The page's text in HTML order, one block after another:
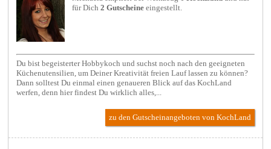
für Dich2 Gutscheine eingestellt.
Du bist begeisterter Hobbykoch und suchst noch nach den geeigneten
Küchenutensilien, um Deiner Kreativität freien Lauf lassen zu können?
Dann solltest Du einmal einen genaueren Blick auf das KochLand
werfen, denn hier findest Du wirklich alles,...
zu den Gutscheinangeboten von KochLand